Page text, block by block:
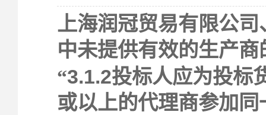
上海润冠贸易有限公
中未提供有效的生产
“3.1.2投标人应为投标
或以上的代理商参加